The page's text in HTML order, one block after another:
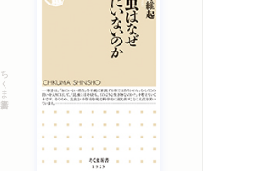
ちくま新書